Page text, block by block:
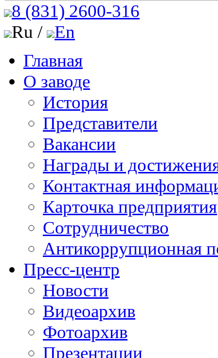
8 (831) 2600-316
Ru /
En
Главная
О заводе
История
Представители
Вакансии
Награды и
Контактная
Карточка предприятия
Сотрудничество
Антикоррупционная
Пресс-центр
Новости
Видеоархив
Фотоархив
Презентации